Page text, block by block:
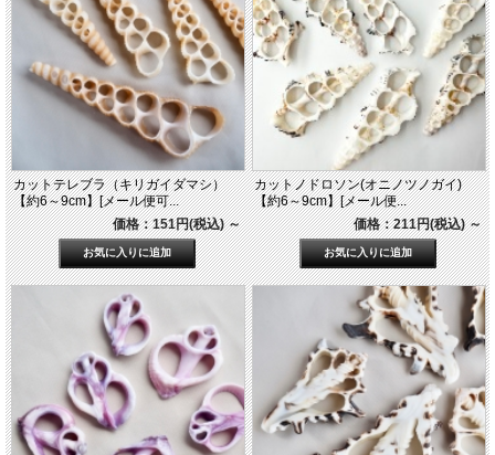
カットテレブラ（キリガイダマシ）
【約6～9cm】[メール便可...
価格：151円(税込)～
カットノドロソン(オニノツノガイ)
【約6～9cm】[メール便...
価格：211円(税込)～